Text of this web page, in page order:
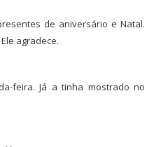
de aniversário e Natal.
agradece.
feira. Já a tinha mostrado no